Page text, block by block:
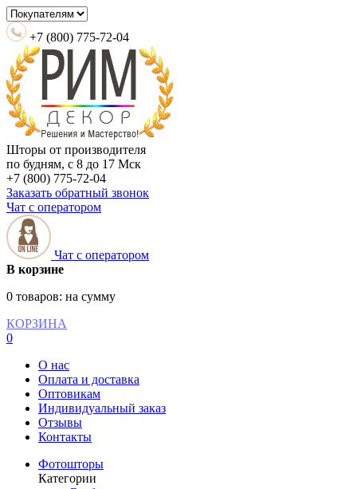
+7 (800) 775-72-04
Шторы от производителя
по будням, с 8 до 17 Мск
+7 (800) 775-72-04
Заказать обратный звонок
Чат с оператором
Чат с оператором
В корзине
0 товаров: на сумму
КОРЗИНА
0
О нас
Оплата и доставка
Оптовикам
Индивидуальный заказ
Отзывы
Контакты
Фотошторы
Категории